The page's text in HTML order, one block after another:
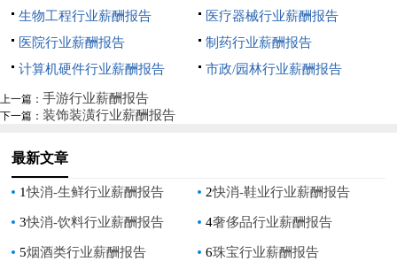
生物工程行业薪酬报告
医疗器械行业薪酬报告
医院行业薪酬报告
制药行业薪酬报告
计算机硬件行业薪酬报告
市政/园林行业薪酬报告
上一篇： 手游行业薪酬报告
下一篇： 装饰装潢行业薪酬报告
最新文章
1快消-生鲜行业薪酬报告 2快消-鞋业行业薪酬报告
3快消-饮料行业薪酬报告 4奢侈品行业薪酬报告
5烟酒类行业薪酬报告 6珠宝行业薪酬报告